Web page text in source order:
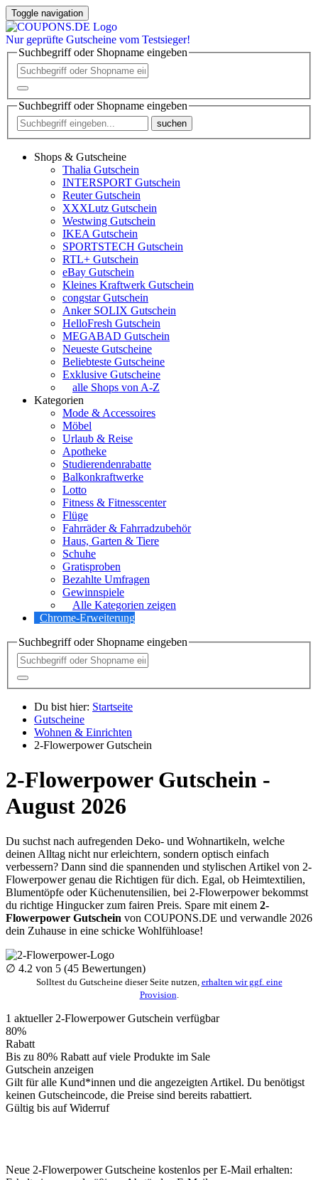
Toggle navigation
Nur geprüfte Gutscheine vom Testsieger!
Suchbegriff oder Shopname eingeben
Suchbegriff oder Shopname eingeben
suchen
Shops & Gutscheine
Thalia Gutschein
INTERSPORT Gutschein
Reuter Gutschein
XXXLutz Gutschein
Westwing Gutschein
IKEA Gutschein
SPORTSTECH Gutschein
RTL+ Gutschein
eBay Gutschein
Kleines Kraftwerk Gutschein
congstar Gutschein
Anker SOLIX Gutschein
HelloFresh Gutschein
MEGABAD Gutschein
Neueste Gutscheine
Beliebteste Gutscheine
Exklusive Gutscheine
alle Shops von A-Z
Kategorien
Mode & Accessoires
Möbel
Urlaub & Reise
Apotheke
Studierendenrabatte
Balkonkraftwerke
Lotto
Fitness & Fitnesscenter
Flüge
Fahrräder & Fahrradzubehör
Haus, Garten & Tiere
Schuhe
Gratisproben
Bezahlte Umfragen
Gewinnspiele
Alle Kategorien zeigen
Chrome-Erweiterung
Suchbegriff oder Shopname eingeben
Du bist hier: Startseite
Gutscheine
Wohnen & Einrichten
2-Flowerpower Gutschein
2-Flowerpower Gutschein -
August 2026
Du suchst nach aufregenden Deko- und Wohnartikeln, welche
deinen Alltag nicht nur erleichtern, sondern optisch einfach
verbessern? Dann sind die spannenden und stylischen Artikel von 2-
Flowerpower genau die Richtigen für dich. Egal, ob Heimtextilien,
Blumentöpfe oder Küchenutensilien, bei 2-Flowerpower bekommst
du richtige Hingucker zum fairen Preis. Spare mit einem 2-
Flowerpower Gutschein von COUPONS.DE und verwandle 2026
dein Zuhause in eine schicke Wohlfühloase!
∅ 4.2 von 5 (45 Bewertungen)
Solltest du Gutscheine dieser Seite nutzen, erhalten wir ggf. eine
Provision
1 aktueller 2-FlowerpowerGutschein verfügbar
80%
Rabatt
Bis zu 80% Rabatt auf viele Produkte im Sale
Gutschein anzeigen
Gilt für alle Kund*innen und die angezeigten Artikel. Du benötigst
keinen Gutscheincode, die Preise sind bereits rabattiert.
Gültig bis auf Widerruf
Neue 2-Flowerpower Gutscheine kostenlos per E-Mail erhalten: